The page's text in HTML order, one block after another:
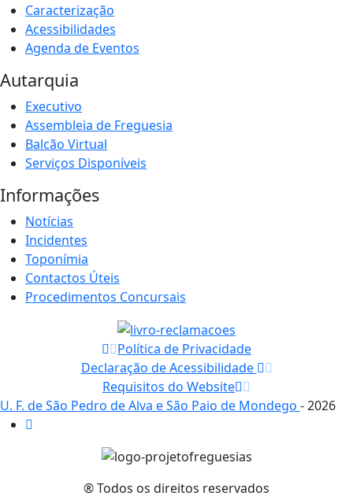
Caracterização
Acessibilidades
Agenda de Eventos
Autarquia
Executivo
Assembleia de Freguesia
Balcão Virtual
Serviços Disponíveis
Informações
Notícias
Incidentes
Toponímia
Contactos Úteis
Procedimentos Concursais
Política de Privacidade
Declaração de Acessibilidade
Requisitos do Website
U. F. de São Pedro de Alva e São Paio de Mondego - 2026
® Todos os direitos reservados